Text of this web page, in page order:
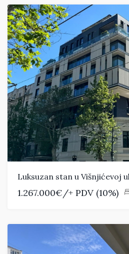
Luksuzan stan u Višnjićevoj
1.267.000€/+ PDV (10%)